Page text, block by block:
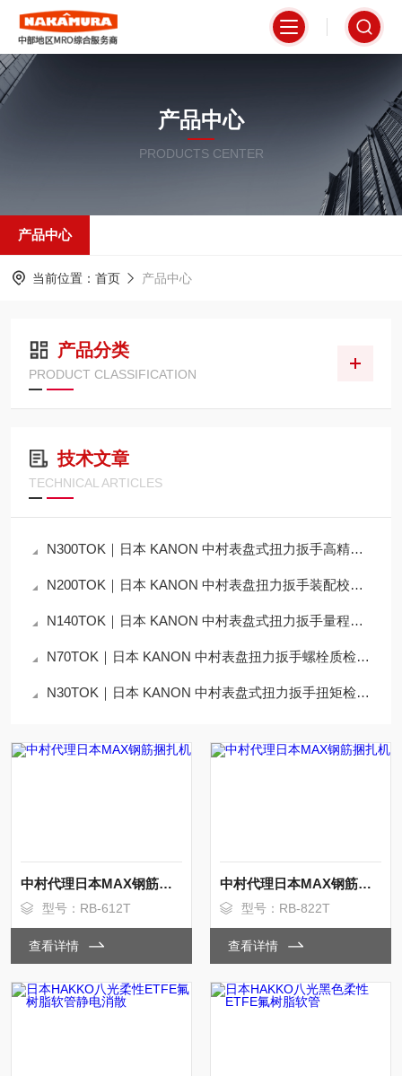
产品中心
PRODUCTS CENTER
产品中心
当前位置： 首页 产品中心
产品分类
PRODUCT CLASSIFICATION
技术文章
TECHNICAL ARTICLES
N300TOK｜日本 KANON 中村表盘式扭力扳手高精度扭矩测试应用说明
N200TOK｜日本 KANON 中村表盘扭力扳手装配校验工艺详解
N140TOK｜日本 KANON 中村表盘式扭力扳手量程选型技术解析
N70TOK｜日本 KANON 中村表盘扭力扳手螺栓质检应用说明
N30TOK｜日本 KANON 中村表盘式扭力扳手扭矩检测技术详解
中村代理日本MAX钢筋捆扎机
型号：RB-612T
查看详情
中村代理日本MAX钢筋捆扎机
型号：RB-822T
查看详情